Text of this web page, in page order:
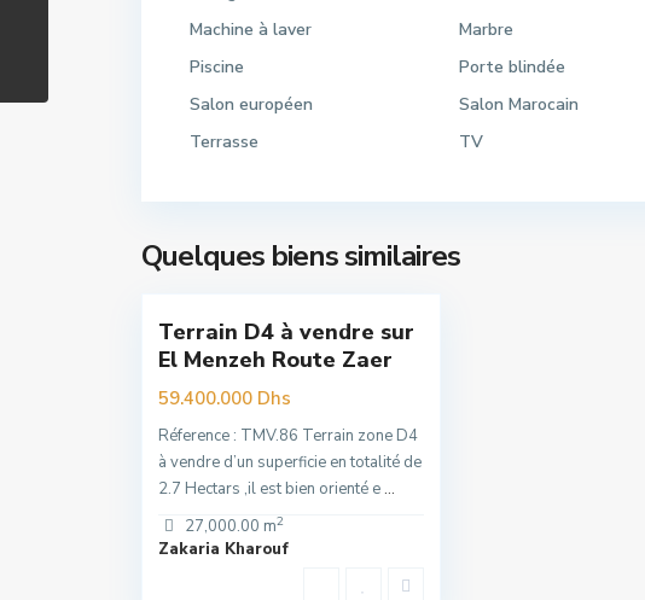
Machine à laver
Marbre
Piscine
Porte blindée
Salon européen
Salon Marocain
Terrasse
TV
Quelques biens similaires
Zaer
Rabat
Terrain D4 à vendre sur
El Menzeh Route Zaer
59.400.000 Dhs
Réference : TMV.86 Terrain zone D4
à vendre d’un superficie en totalité de
2.7 Hectars ,il est bien orienté e...
27,000.00 m2
Zakaria Kharouf